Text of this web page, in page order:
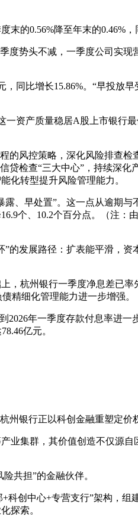
的0.56%降至年末的0.46%，
势头不减，一季度公司实现
同比增长15.86%。“早投放
资产质量稳居A股上市银行
风控策略，深化风险排查
检查“三大中心”，持续深
化转型提升风险管理能力。
、早处置”。这一点从逾期与
个、10.2个百分点。（注
的发展路径：扩表能平滑，
杭州银行一季度净息差已
精细化管理能力进一步增强。
年一季度存款付息率进
亿元。
银行正以科创金融重塑定价
业集群，其价值创造不仅源
共担”的金融伙伴。
创中心+专营支行”架构，
探索。